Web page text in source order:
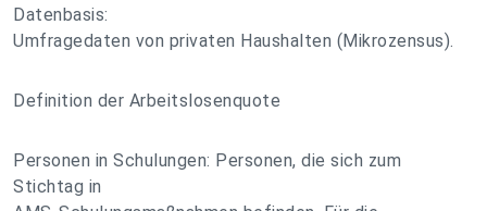
Datenbasis:
Umfragedaten von privaten Haushalten (Mikrozensus).
Definition der Arbeitslosenquote
Personen in Schulungen: Personen, die sich zum
Stichtag in